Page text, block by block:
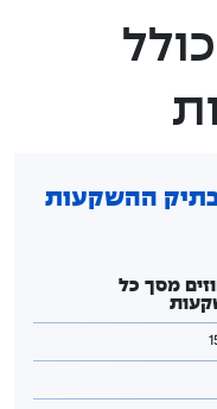
בתיק ההשקעות
מסך כל